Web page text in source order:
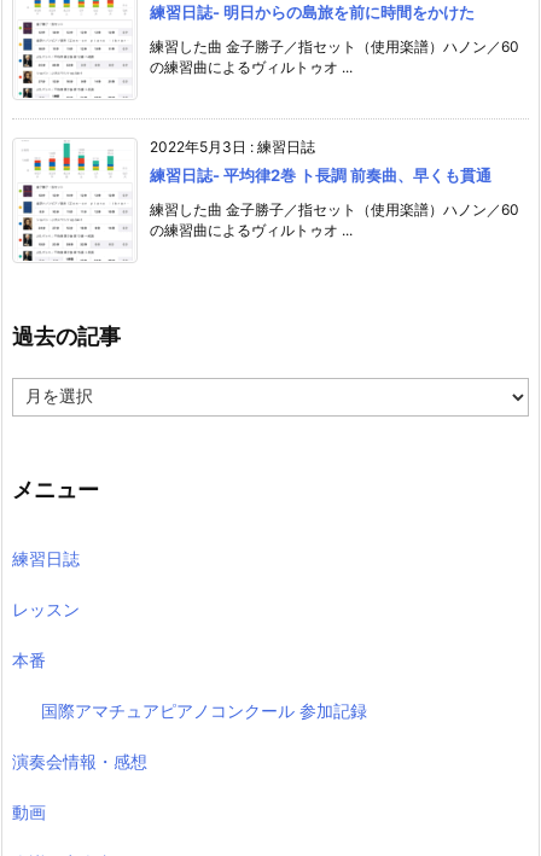
練習日誌- 明日からの島旅を前に時間をかけた
練習した曲 金子勝子／指セット（使用楽譜）ハノン／60
の練習曲によるヴィルトゥオ ...
2022年5月3日 : 練習日誌
練習日誌- 平均律2巻 ト長調 前奏曲、早くも貫通
練習した曲 金子勝子／指セット（使用楽譜）ハノン／60
の練習曲によるヴィルトゥオ ...
過去の記事
去
事
メニュー
練習日誌
レッスン
本番
国際アマチュアピアノコンクール 参加記録
演奏会情報・感想
動画